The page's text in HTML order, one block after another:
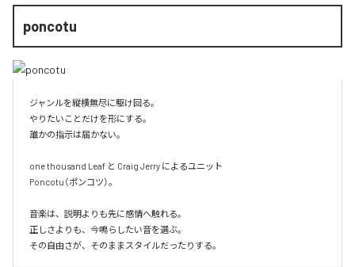
poncotu
ジャンルを縦横無尽に駆け回る。
やりたいことだけを形にする。
誰かの指示は届かない。
one thousand Leaf と Craig Jerry によるユニット
Poncotu（ポンコツ）。
音楽は、説明よりも先に感情へ触れる。
正しさよりも、今鳴らしたい音を選ぶ。
その自由さが、そのままスタイルだったりする。